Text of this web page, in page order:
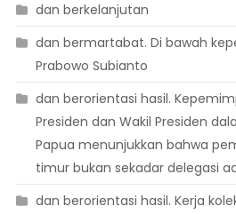
dan berkelanjutan
dan bermartabat. Di bawah
Prabowo Subianto
dan berorientasi hasil.
Presiden dan Wakil Presiden
Papua menunjukkan bahwa
timur bukan sekadar delegasi
dan berorientasi hasil. Kerja